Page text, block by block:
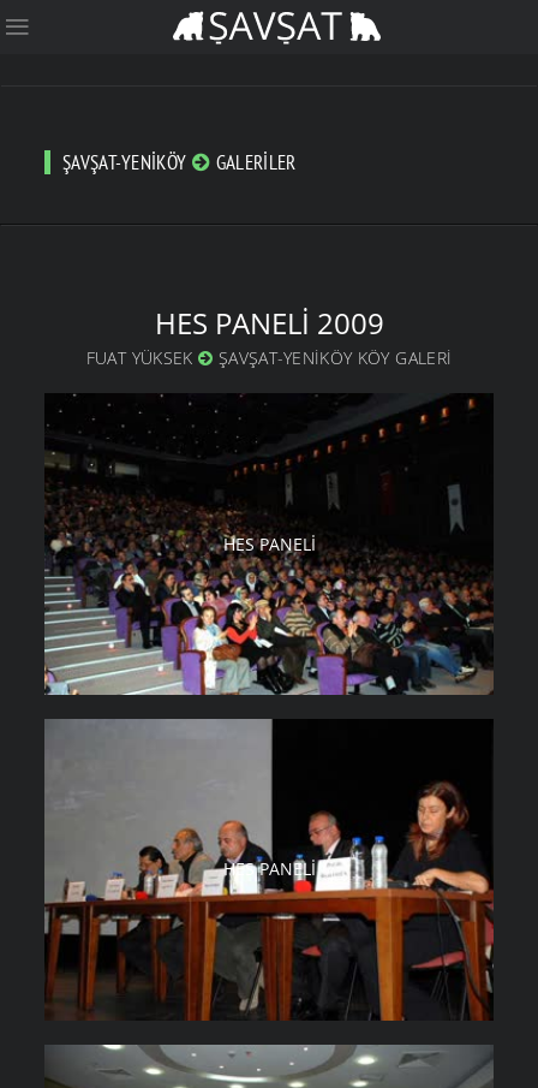
ŞAVŞAT-YENIKÖY GALERILER
HES PANELI 2009
FUAT YÜKSEK ŞAVŞAT-YENIKÖY KÖY GALERI
HES PANELI
HES PANELI